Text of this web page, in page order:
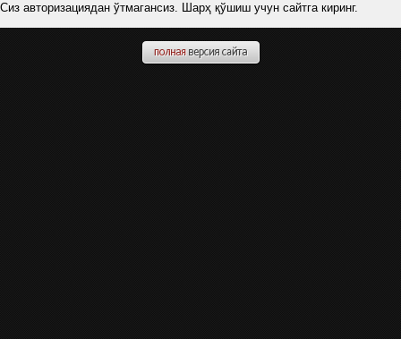
Сиз авторизациядан ўтмагансиз. Шарҳ қўшиш учун сайтга киринг.